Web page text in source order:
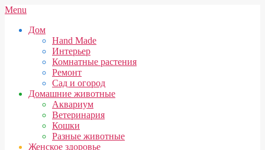
Skip
content
Secondary
Menu
Menu
Дом
Hand Made
Интерьер
Комнатные растения
Ремонт
Сад и огород
Домашние животные
Аквариум
Ветеринария
Кошки
Разные животные
Женское здоровье